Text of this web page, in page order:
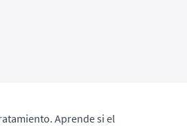
Aprende si el